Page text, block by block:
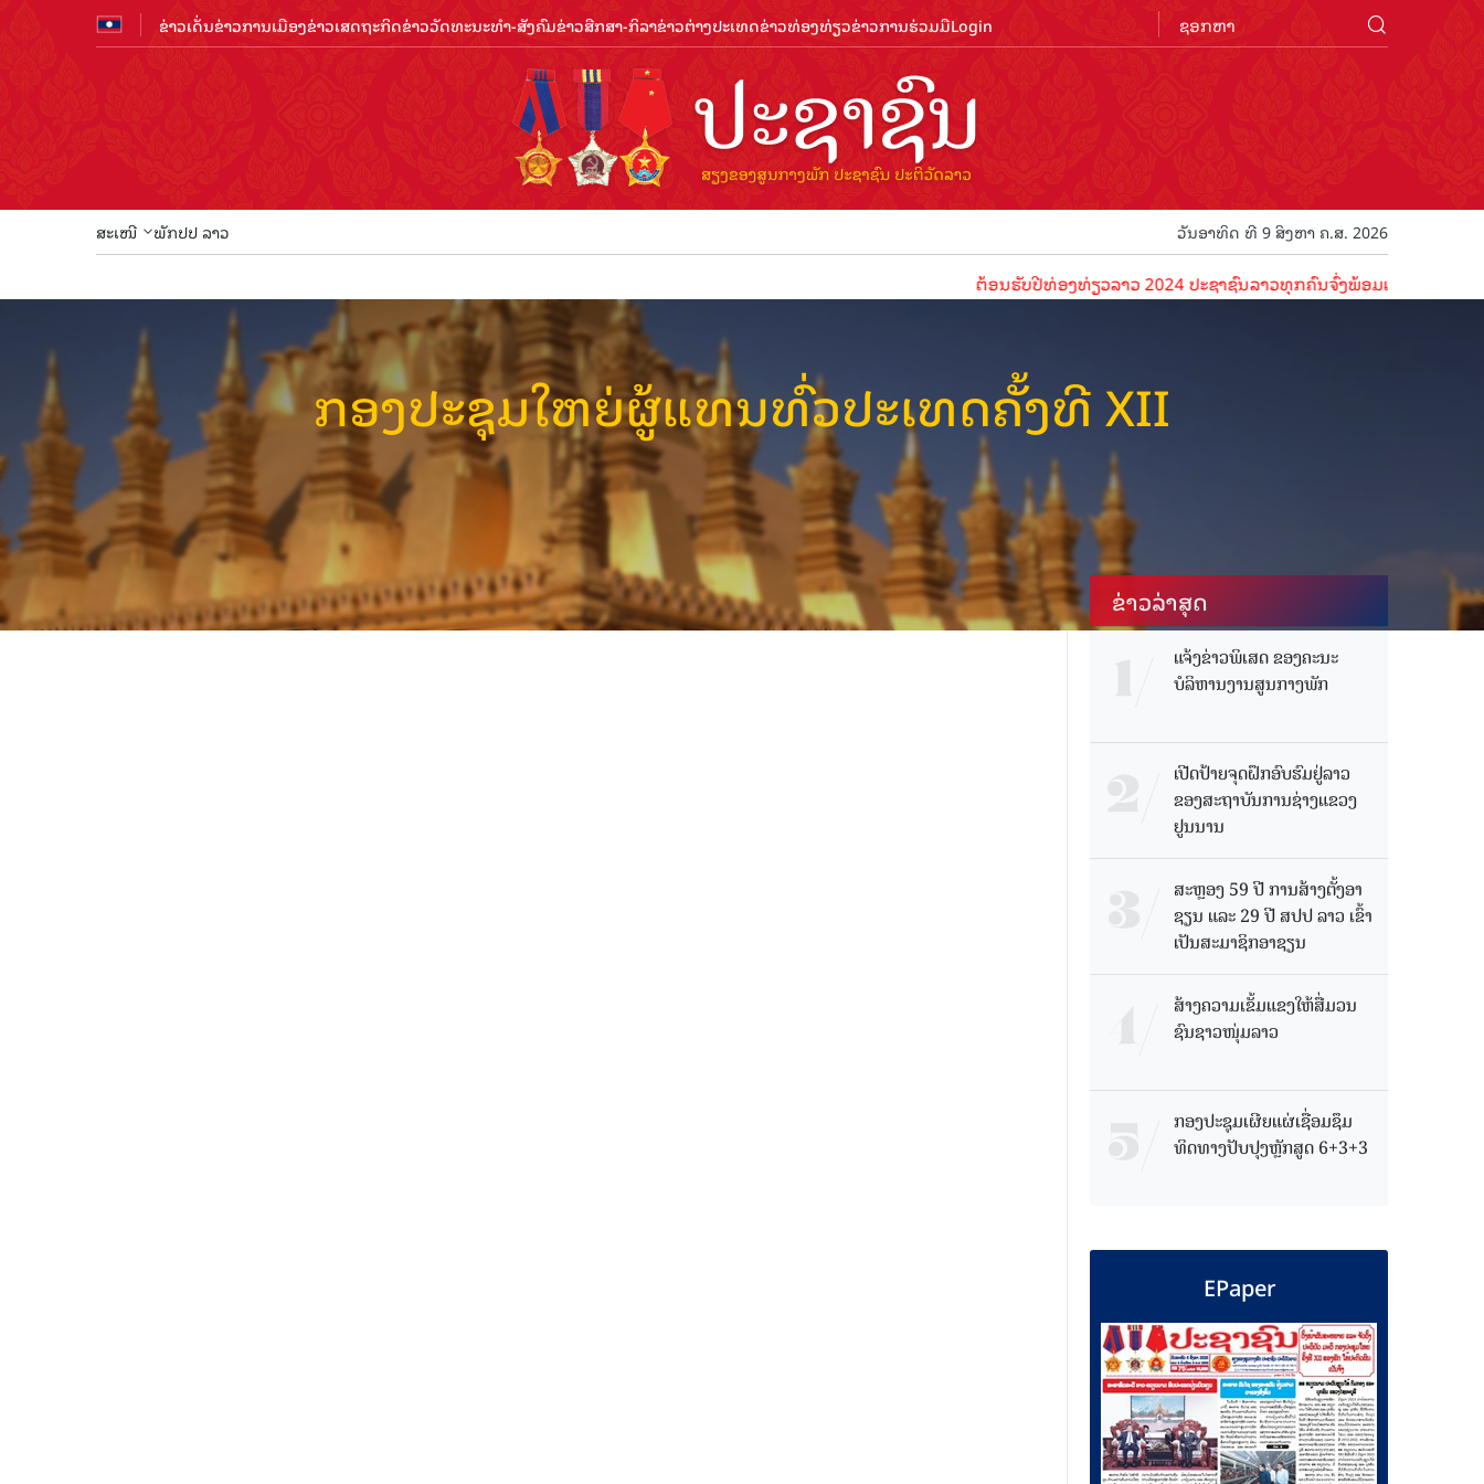
ຂ່າວເດັ່ນຂ່າວການເມືອງຂ່າວເສດຖະກິດຂ່າວວັດທະນະທຳ-ສັງຄົມຂ່າວສືກສາ-ກິລາຂ່າວຕ່າງປະເທດຂ່າວທ່ອງທ່ຽວຂ່າວການຮ່ວມມືLogin
ສະເໜີ ພັກປປ ລາວ ວັນອາທິດ ທີ 9 ສິງຫາ ຄ.ສ. 2026
ຕ້ອນຮັບປີທ່ອງທ່ຽວລາວ 2024 ປະຊາຊົນລາວທຸກຄົນຈົ່ງພ້ອມເປັນເຈົ້າພາບທີ່ດີ
ກອງປະຊຸມໃຫຍ່ຜູ້ແທນທົ່ວປະເທດຄັ້ງທີ XII
ຂ່າວ​ລ່າ​ສຸດ
ແຈ້ງຂ່າວພິເສດ ຂອງຄະນະ
ບໍລິຫານງານສູນກາງພັກ
ເປີດປ້າຍຈຸດຝຶກອົບຮົມຢູ່ລາວ
ຂອງສະຖາບັນການຊ່າງແຂວງ
ຢູນນານ
ສະຫຼອງ 59 ປີ ການສ້າງຕັ້ງອາ
ຊຽນ ແລະ 29 ປີ ສປປ ລາວ ເຂົ້າ
ເປັນສະມາຊິກອາຊຽນ
ສ້າງຄວາມເຂັ້ມແຂງໃຫ້ສື່ມວນ
ຊົນຊາວໜຸ່ມລາວ
ກອງປະຊຸມເຜີຍແຜ່ເຊື່ອມຊຶມ
ທິດທາງປັບປຸງຫຼັກສູດ 6+3+3
EPaper